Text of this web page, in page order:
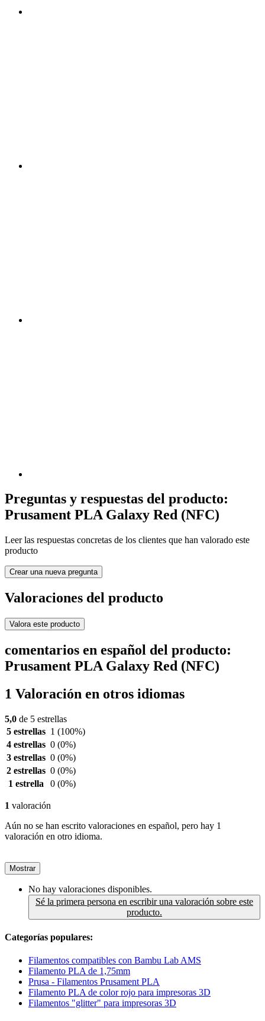
Preguntas y respuestas del producto:
Prusament PLA Galaxy Red (NFC)
Leer las respuestas concretas de los clientes que han valorado este
producto
Crear una nueva pregunta
Valoraciones del producto
Valora este producto
comentarios en español del producto:
Prusament PLA Galaxy Red (NFC)
1 Valoración en otros idiomas
5,0 de 5 estrellas
5 estrellas 1 (100%)
4 estrellas 0 (0%)
3 estrellas 0 (0%)
2 estrellas 0 (0%)
1 estrella
0 (0%)
1 valoración
Aún no se han escrito valoraciones en español, pero hay 1
valoración en otro idioma.
Mostrar
No hay valoraciones disponibles.
Sé la primera persona en escribir una valoración sobre este
producto.
Categorías populares:
Filamentos compatibles con Bambu Lab AMS
Filamento PLA de 1,75mm
Prusa - Filamentos Prusament PLA
Filamento PLA de color rojo para impresoras 3D
Filamentos "glitter" para impresoras 3D